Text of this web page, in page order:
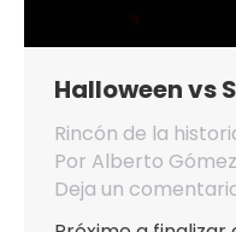
Halloween vs
Rincón de la
Por Alberto
Deja un